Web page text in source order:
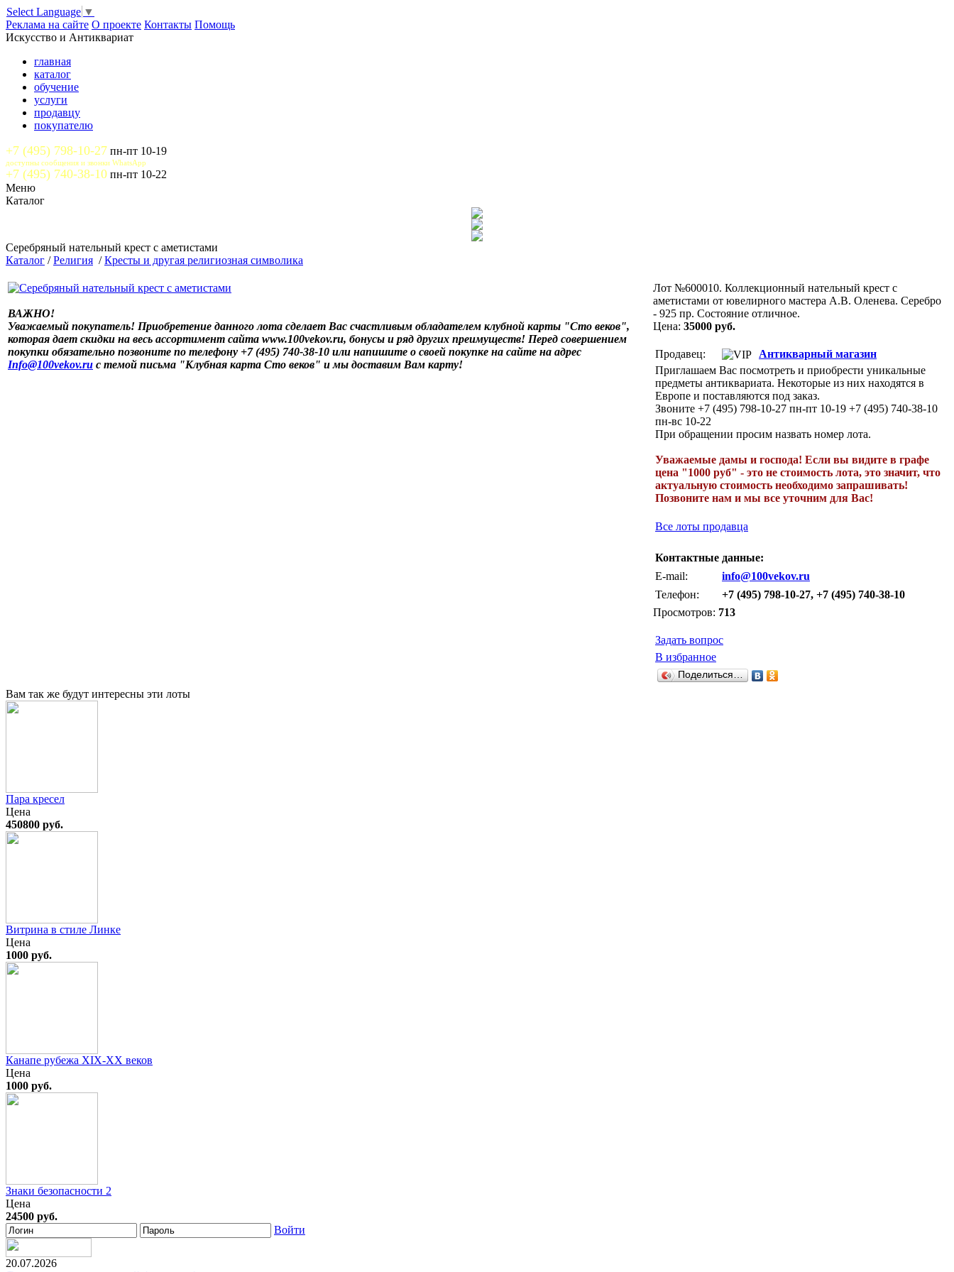
Select Language ▼
Реклама на сайте О проекте Контакты Помощь
Искусство и Антиквариат
главная
каталог
обучение
услуги
продавцу
покупателю
+7 (495) 798-10-27 пн-пт 10-19
доступны сообщения и звонки WhatsApp
+7 (495) 740-38-10 пн-пт 10-22
Меню
Каталог
Серебряный нательный крест с аметистами
Каталог /Религия /Кресты и другая религиозная символика
ВАЖНО!
Уважаемый покупатель! Приобретение данного лота сделает Вас счастливым обладателем клубной карты "Сто веков",
которая дает скидки на весь ассортимент сайта www.100vekov.ru, бонусы и ряд других преимуществ! Перед совершением
покупки обязательно позвоните по телефону +7 (495) 740-38-10 или напишите о своей покупке на сайте на адрес
Info@100vekov.ru с темой письма "Клубная карта Сто веков" и мы доставим Вам карту!
Лот №600010. Коллекционный нательный крест с
аметистами от ювелирного мастера А.В. Оленева. Серебро
- 925 пр. Состояние отличное.
Цена: 35000 руб.
Продавец:
Антикварный магазин
Приглашаем Вас посмотреть и приобрести уникальные
предметы антиквариата. Некоторые из них находятся в
Европе и поставляются под заказ.
Звоните +7 (495) 798-10-27 пн-пт 10-19 +7 (495) 740-38-10
пн-вс 10-22
При обращении просим назвать номер лота.
Уважаемые дамы и господа! Если вы видите в графе
цена "1000 руб" - это не стоимость лота, это значит, что
актуальную стоимость необходимо запрашивать!
Позвоните нам и мы все уточним для Вас!
Все лоты продавца
Контактные данные:
E-mail:
info@100vekov.ru
Телефон:
+7 (495) 798-10-27, +7 (495) 740-38-10
Просмотров: 713
Задать вопрос
В избранное
Поделиться…
Вам так же будут интересны эти лоты
Пара кресел
Цена
450800 руб.
Витрина в стиле Линке
Цена
1000 руб.
Канапе рубежа XIX-XX веков
Цена
1000 руб.
Знаки безопасности 2
Цена
24500 руб.
Войти
20.07.2026